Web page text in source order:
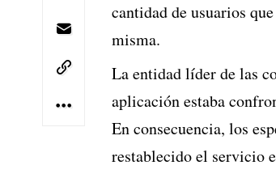
cantidad de usuarios
misma.
La entidad líder de las
aplicación estaba
En consecuencia, los
restablecido el servicio